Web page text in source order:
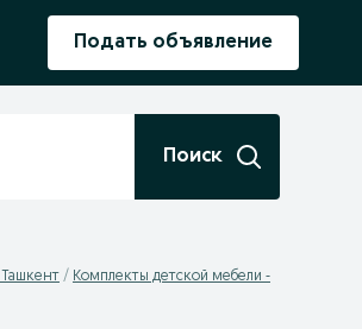
Подать объявление
Поиск
Комплекты детской мебели -